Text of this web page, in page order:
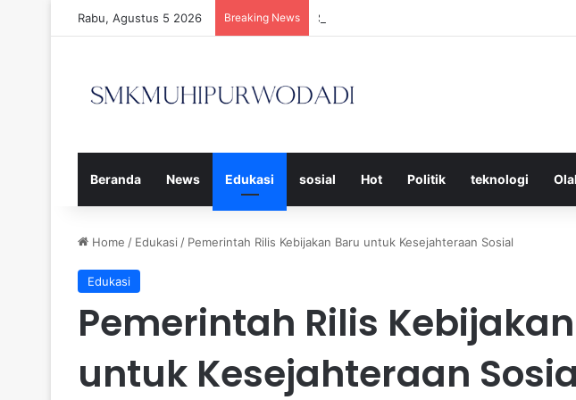
Rabu, Agustus 5 2026 Breaking News Strategi Efektif Menggunakan Media Sosial
Beranda News Edukasi sosial Hot Politik teknologi
Home / Edukasi / Pemerintah Rilis Kebijakan Baru untuk Kesejahteraan Sosial
Edukasi
Pemerintah Rilis
untuk Kesejahteraan